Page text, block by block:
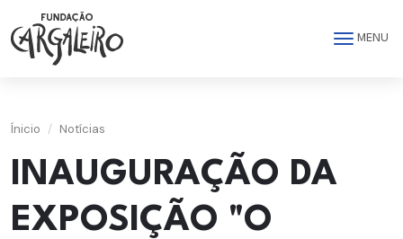
Saltar para o conteúdo principal da página
MENU
Ínicio Notícias
INAUGURAÇÃO DA
EXPOSIÇÃO "O